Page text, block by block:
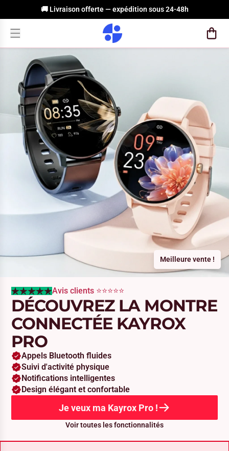
🚚 Livraison offerte — expédition sous 24-48h
Avis clients ⭐⭐⭐⭐⭐
DÉCOUVREZ LA MONTRE
CONNECTÉE KAYROX
PRO
Appels Bluetooth fluides
Suivi d'activité physique
Notifications intelligentes
Design élégant et confortable
Je veux ma Kayrox Pro !
Voir toutes les fonctionnalités
Meilleure vente !